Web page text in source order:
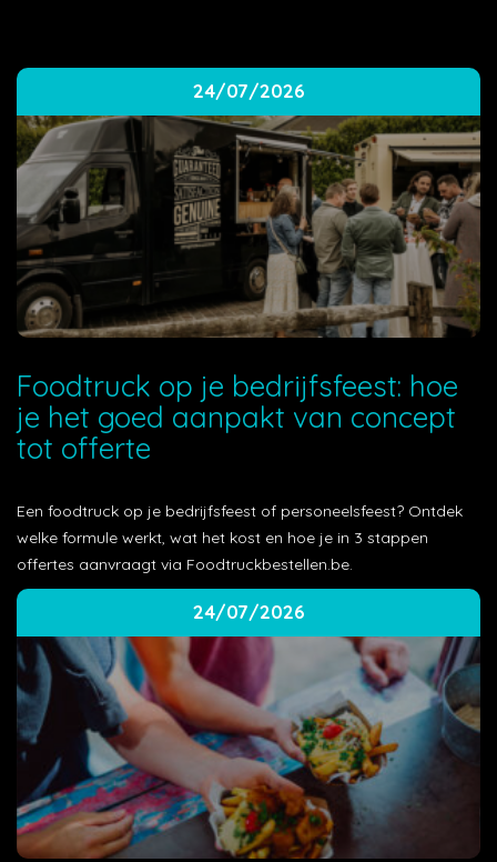
24/07/2026
Foodtruck op je bedrijfsfeest: hoe
je het goed aanpakt van concept
tot offerte
Een foodtruck op je bedrijfsfeest of personeelsfeest? Ontdek
welke formule werkt, wat het kost en hoe je in 3 stappen
offertes aanvraagt via Foodtruckbestellen.be.
24/07/2026